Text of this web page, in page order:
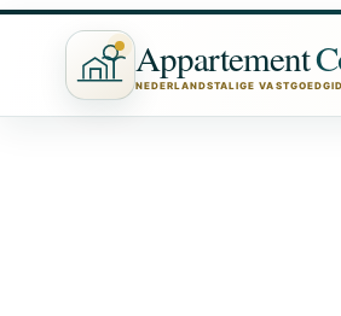
Ga
Appartement
NEDERLANDSTALIGE